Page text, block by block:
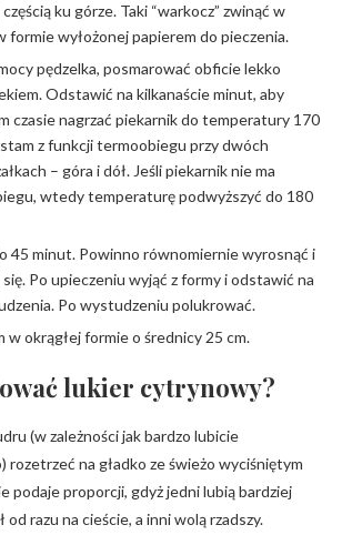
ku górze. Taki “warkocz” zwinąć w
formie wyłożonej papierem do pieczenia.
pędzelka, posmarować obficie lekko
Odstawić na kilkanaście minut, aby
czasie nagrzać piekarnik do temperatury 170
z funkcji termoobiegu przy dwóch
– góra i dół. Jeśli piekarnik nie ma
wtedy temperaturę podwyższyć do 180
45 minut. Powinno równomiernie wyrosnąć i
Po upieczeniu wyjąć z formy i odstawić na
Po wystudzeniu polukrować.
w okrągłej formie o średnicy 25 cm.
lukier cytrynowy?
(w zależności jak bardzo lubicie
rozetrzeć na gładko ze świeżo wyciśniętym
podaje proporcji, gdyż jedni lubią bardziej
od razu na cieście, a inni wolą rzadszy.